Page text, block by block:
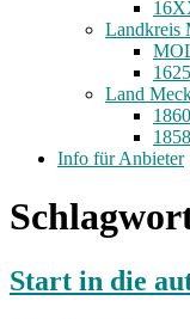
Landkreis
Land
Info für Anbieter
Start in die